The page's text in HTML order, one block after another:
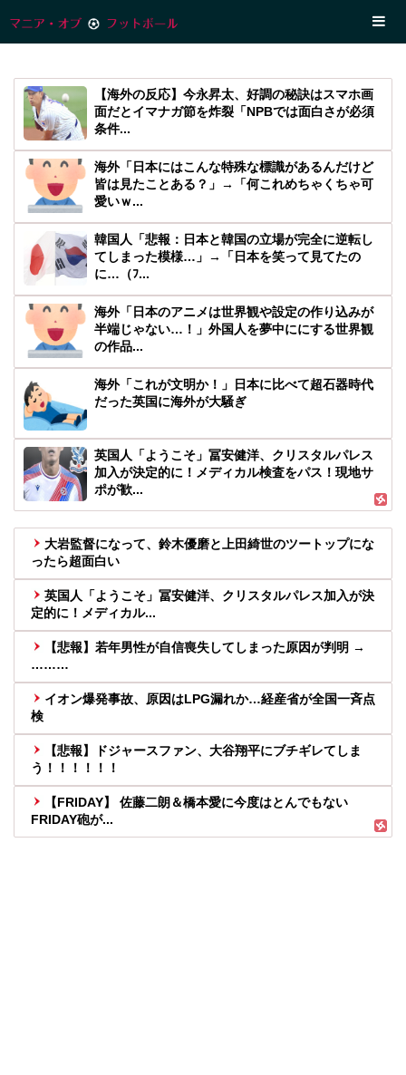
【海外の反応】今永昇太、好調の秘訣はスマホ画
面だとイマナガ節を炸裂「NPBでは面白さが必須
条件...
海外「日本にはこんな特殊な標識があるんだけど
皆は見たことある？」→「何これめちゃくちゃ可
愛いｗ...
韓国人「悲報：日本と韓国の立場が完全に逆転し
てしまった模様…」→「日本を笑って見てたの
に…（ﾌ...
海外「日本のアニメは世界観や設定の作り込みが
半端じゃない…！」外国人を夢中ににする世界観
の作品...
海外「これが文明か！」日本に比べて超石器時代
だった英国に海外が大騒ぎ
英国人「ようこそ」冨安健洋、クリスタルパレス
加入が決定的に！メディカル検査をパス！現地サ
ポが歓...
大岩監督になって、鈴木優磨と上田綺世のツートップにな
ったら超面白い
英国人「ようこそ」冨安健洋、クリスタルパレス加入が決
定的に！メディカル...
【悲報】若年男性が自信喪失してしまった原因が判明 →
………
イオン爆発事故、原因はLPG漏れか…経産省が全国一斉点
検
【悲報】ドジャースファン、大谷翔平にブチギレてしま
う！！！！！！
【FRIDAY】 佐藤二朗＆橋本愛に今度はとんでもない
FRIDAY砲が...